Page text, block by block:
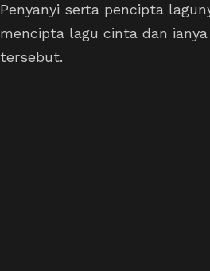
Penyanyi serta pencipta
mencipta lagu cinta dan
tersebut.